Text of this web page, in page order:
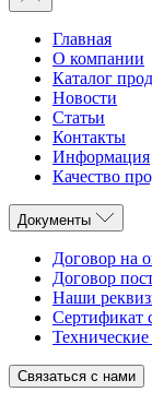
Главная
О компании
Каталог
Новости
Статьи
Контакты
Информация
Качество
Документы
Договор на
Договор
Наши
Сертификат
Связаться с нами